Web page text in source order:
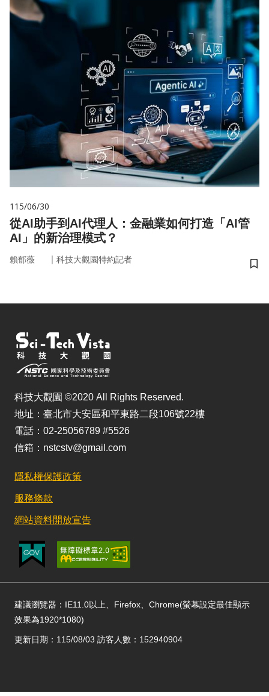
115/06/30
從AI助手到AI代理人：金融業如何打造「AI管
AI」的新治理模式？
賴郁薇 ｜ 科技大觀園特約記者
儲
科技大觀園 ©2020 All Rights Reserved.
地址：臺北市大安區和平東路二段106號22樓
電話：02-25056789 #5526
信箱：nstcstv@gmail.com
隱私權保護政策
服務條款
網站資料開放宣告
建議瀏覽器：IE11.0以上、Firefox、Chrome(螢幕設定最佳顯示
效果為1920*1080)
更新日期：115/08/03 訪客人數：152940904